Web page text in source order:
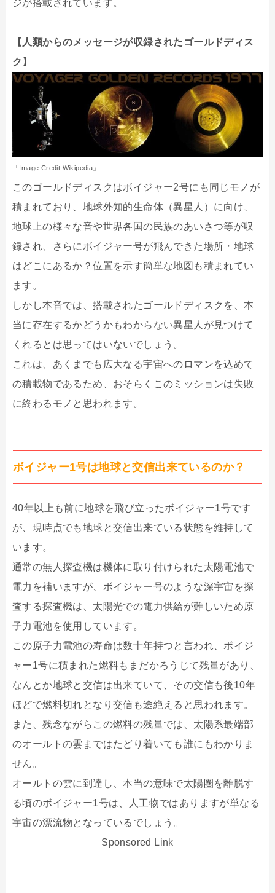
ジが搭載されています。
【人類からのメッセージが収録されたゴールドディス
ク】
「Image Credit:Wikipedia」
このゴールドディスクはボイジャー2号にも同じモノが
積まれており、地球外知的生命体（異星人）に向け、
地球上の様々な音や世界各国の民族のあいさつ等が収
録され、さらにボイジャー号が飛んできた場所・地球
はどこにあるか？位置を示す簡単な地図も積まれてい
ます。
しかし本音では、搭載されたゴールドディスクを、本
当に存在するかどうかもわからない異星人が見つけて
くれるとは思ってはいないでしょう。
これは、あくまでも広大なる宇宙へのロマンを込めて
の積載物であるため、おそらくこのミッションは失敗
に終わるモノと思われます。
ボイジャー1号は地球と交信出来ているのか？
40年以上も前に地球を飛び立ったボイジャー1号です
が、現時点でも地球と交信出来ている状態を維持して
います。
通常の無人探査機は機体に取り付けられた太陽電池で
電力を補いますが、ボイジャー号のような深宇宙を探
査する探査機は、太陽光での電力供給が難しいため原
子力電池を使用しています。
この原子力電池の寿命は数十年持つと言われ、ボイジ
ャー1号に積まれた燃料もまだかろうじて残量があり、
なんとか地球と交信は出来ていて、その交信も後10年
ほどで燃料切れとなり交信も途絶えると思われます。
また、残念ながらこの燃料の残量では、太陽系最端部
のオールトの雲まではたどり着いても誰にもわかりま
せん。
オールトの雲に到達し、本当の意味で太陽圏を離脱す
る頃のボイジャー1号は、人工物ではありますが単なる
宇宙の漂流物となっているでしょう。
Sponsored Link